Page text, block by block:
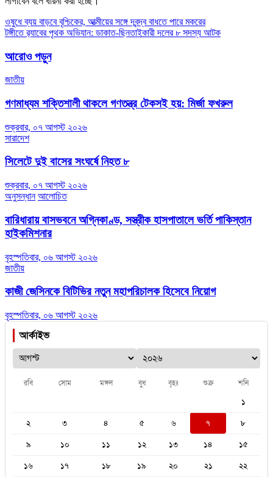
Post
navigation
ওষুধে ব্যয় বাড়বে বৃশ্চিকের, আত্মীয়ের সঙ্গে দ্বন্দ্ব বাধতে পারে মকরের
টঙ্গীতে র‌্যাবের পৃথক অভিযান: ডাকাত-ছিনতাইকারী দলের ৮ সদস্য আটক
আরোও পড়ুন
জাতীয়
গণমাধ্যম শক্তিশালী থাকলে গণতন্ত্র টেকসই হয়: মির্জা ফখরুল
শুক্রবার, ০৭ আগস্ট ২০২৬
সারাদেশ
সিলেটে দুই বাসের সংঘর্ষে নিহত ৮
শুক্রবার, ০৭ আগস্ট ২০২৬
অনুসন্ধান আলোচিত
বারিধারায় বাসভবনে অগ্নিকাণ্ড, সস্ত্রীক হাসপাতালে ভর্তি পাকিস্তান
হাইকমিশনার
বৃহস্পতিবার, ০৬ আগস্ট ২০২৬
জাতীয়
কাজী জেসিনকে বিটিভির নতুন মহাপরিচালক হিসেবে নিয়োগ
বৃহস্পতিবার, ০৬ আগস্ট ২০২৬
আর্কাইভ
রবি সোম মঙ্গল বুধ বৃহঃ শুক্র শনি
১
২
৩ ৪ ৫ ৬ ৭
৮
৯
১০ ১১ ১২ ১৩ ১৪
১৫
১৬
১৭ ১৮ ১৯ ২০ ২১ ২২